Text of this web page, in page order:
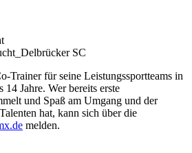
Trainer für seine Leistungssportteams in
14 Jahre. Wer bereits erste
und Spaß am Umgang und der
hat, kann sich über die
melden.